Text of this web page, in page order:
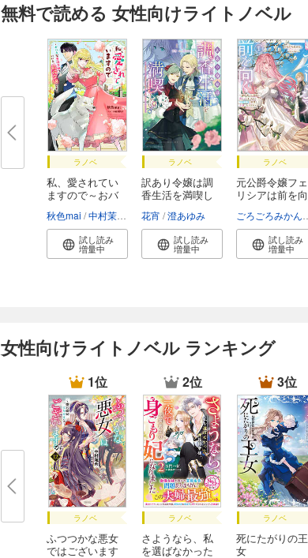
無料で読める 女性向けライトノベル
ラノベ
私、愛されてい
ますので～おバ
秋色mai 中村茉莉子
試し読み
増量中
ラノベ
訳あり令嬢は調
香生活を満喫し
花宵 澄あゆみ
試し読み
増量中
ラノベ
元公爵令嬢フェ
リシアは前を向
試し読み
増量中
女性向けライトノベル ランキング
1位
ラノベ
ふつつかな悪女
ではございます
2位
ラノベ
さようなら、私
を選ばなかった
3位
ラノベ
死にたがりの王
女